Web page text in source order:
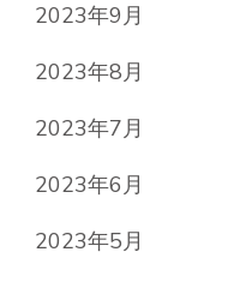
2023年9月
2023年8月
2023年7月
2023年6月
2023年5月